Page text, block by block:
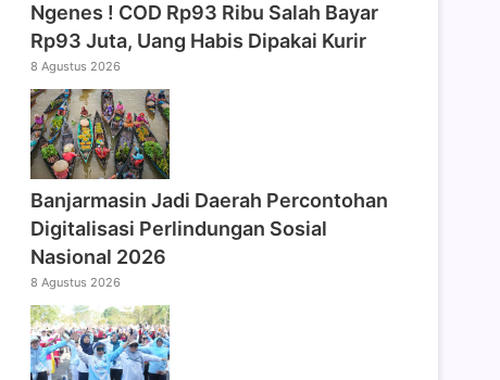
Ngenes ! COD Rp93 Ribu Salah Bayar
Rp93 Juta, Uang Habis Dipakai Kurir
8 Agustus 2026
Banjarmasin Jadi Daerah Percontohan
Digitalisasi Perlindungan Sosial
Nasional 2026
8 Agustus 2026